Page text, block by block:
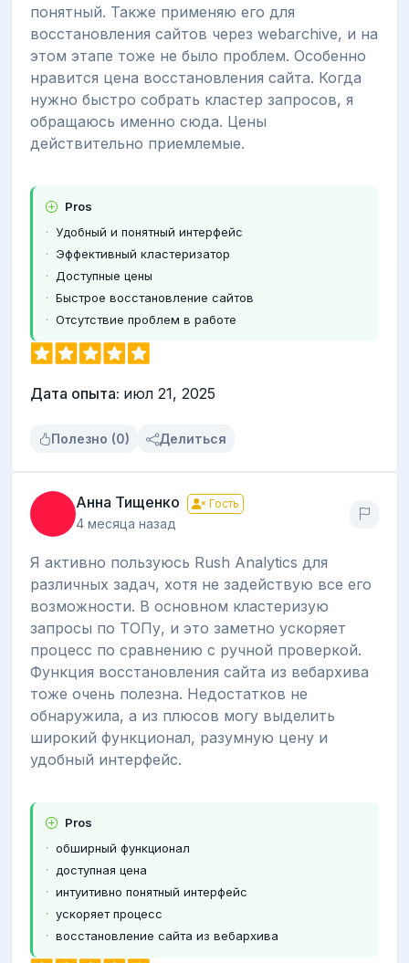
понятный. Также применяю его для
восстановления сайтов через webarchive, и на
этом этапе тоже не было проблем. Особенно
нравится цена восстановления сайта. Когда
нужно быстро собрать кластер запросов, я
обращаюсь именно сюда. Цены
действительно приемлемые.
Pros
Удобный и понятный интерфейс
Эффективный кластеризатор
Доступные цены
Быстрое восстановление сайтов
Отсутствие проблем в работе
Дата опыта: июл 21, 2025
Полезно (0) Делиться
Анна Тищенко Гость
4 месяца назад
Я активно пользуюсь Rush Analytics для
различных задач, хотя не задействую все его
возможности. В основном кластеризую
запросы по ТОПу, и это заметно ускоряет
процесс по сравнению с ручной проверкой.
Функция восстановления сайта из вебархива
тоже очень полезна. Недостатков не
обнаружила, а из плюсов могу выделить
широкий функционал, разумную цену и
удобный интерфейс.
Pros
обширный функционал
доступная цена
интуитивно понятный интерфейс
ускоряет процесс
восстановление сайта из вебархива